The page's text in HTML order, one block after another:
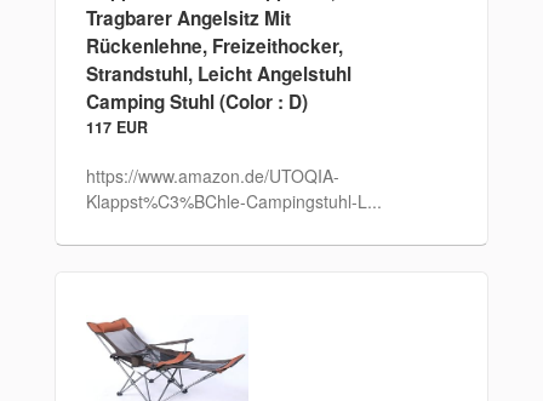
Tragbarer Angelsitz Mit
Rückenlehne, Freizeithocker,
Strandstuhl, Leicht Angelstuhl
Camping Stuhl (Color : D)
117 EUR
https://www.amazon.de/UTOQIA-
Klappst%C3%BChle-Campingstuhl-L...